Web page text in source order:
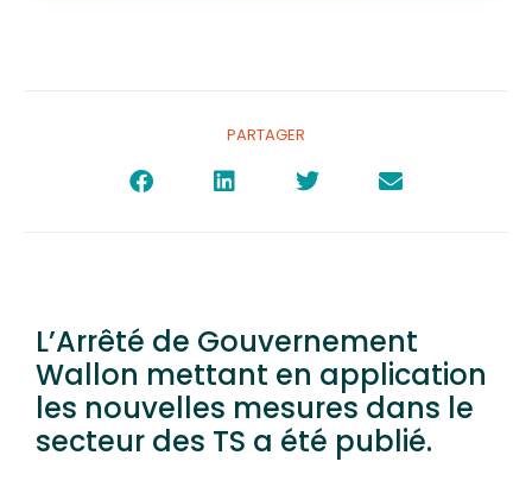
PARTAGER
L’Arrêté de Gouvernement
Wallon mettant en application
les nouvelles mesures dans le
secteur des TS a été publié.